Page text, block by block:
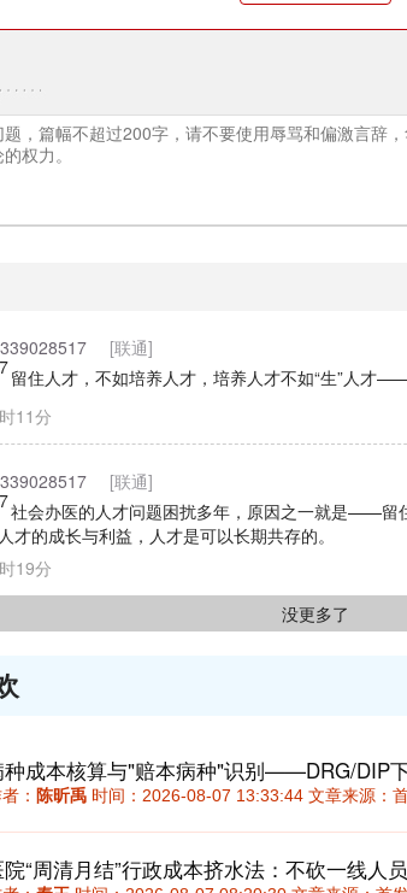
[联通]
留住人才，不如培养人才，培养人才不如“生”人才
11分
[联通]
社会办医的人才问题困扰多年，原因之一就是——留
才的成长与利益，人才是可以长期共存的。
19分
没更多了
种成本核算与"赔本病种"识别——DRG/DIP
： 陈昕禹 时间：2026-08-07 13:33:44 文章来源：